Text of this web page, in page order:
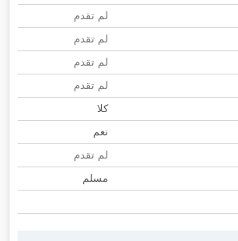
لم تقدم
لم تقدم
لم تقدم
لم تقدم
كلا
نعم
لم تقدم
مسلم